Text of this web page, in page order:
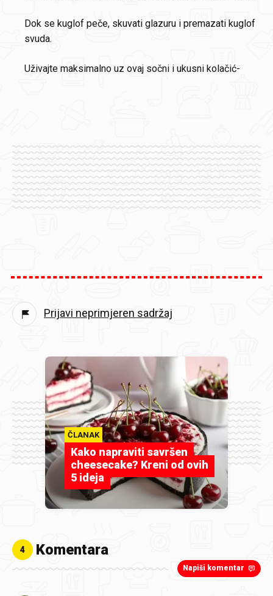
Dok se kuglof peče, skuvati glazuru i premazati kuglof
svuda.
Uživajte maksimalno uz ovaj sočni i ukusni kolačić-
Prijavi neprimjeren sadržaj
ČLANAK
Kako napraviti savršen
cheesecake? Kreni od ovih
5 ideja
4 Komentara
Napiši komentar